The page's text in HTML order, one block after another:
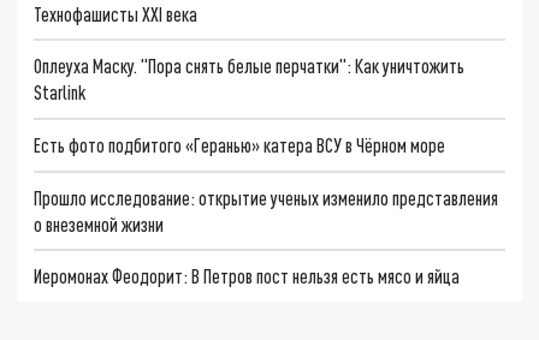
Технофашисты XXI века
Оплеуха Маску. "Пора снять белые перчатки": Как уничтожить
Starlink
Есть фото подбитого «Геранью» катера ВСУ в Чёрном море
Прошло исследование: открытие ученых изменило представления
о внеземной жизни
Иеромонах Феодорит: В Петров пост нельзя есть мясо и яйца